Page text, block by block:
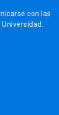
con las